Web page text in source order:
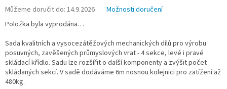
Můžeme doručit do: 14.9.2026
Možnosti doručení
Položka byla vyprodána…
Sada kvalitních a vysocezátěžových mechanických dílů pro výrobu
posuvných, zavěšených průmyslových vrat - 4 sekce, levé i pravé
skládací křídlo. Sadu lze rozšířit o další komponenty a zvýšit počet
skládaných sekcí. V sadě dodáváme 6m nosnou kolejnici pro zatížení až
480kg.